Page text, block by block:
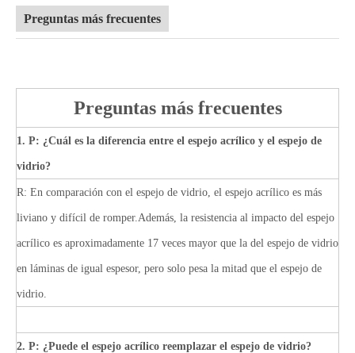
Preguntas más frecuentes
Preguntas más frecuentes
1. P: ¿Cuál es la diferencia entre el espejo acrílico y el espejo de
vidrio?
R: En comparación con el espejo de vidrio, el espejo acrílico es más
liviano y difícil de romper.Además, la resistencia al impacto del espejo
acrílico es aproximadamente 17 veces mayor que la del espejo de vidrio
en láminas de igual espesor, pero solo pesa la mitad que el espejo de
vidrio.
2. P: ¿Puede el espejo acrílico reemplazar el espejo de vidrio?